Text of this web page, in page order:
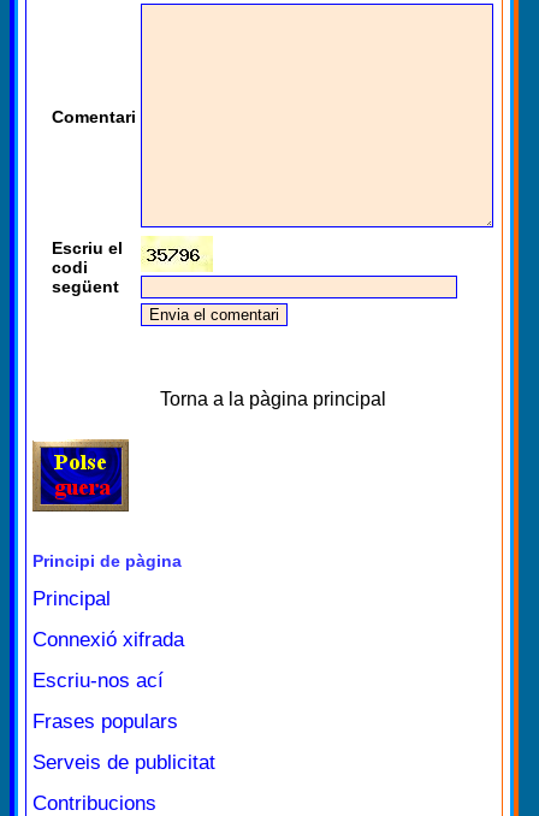
Comentari
Escriu el
codi
següent
Torna a la pàgina principal
Principi de pàgina
Principal
Connexió xifrada
Escriu-nos ací
Frases populars
Serveis de publicitat
Contribucions